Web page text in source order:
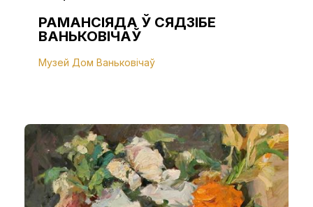
РАМАНСІЯДА Ў СЯДЗІБЕ
ВАНЬКОВІЧАЎ
Музей Дом Ваньковічаў